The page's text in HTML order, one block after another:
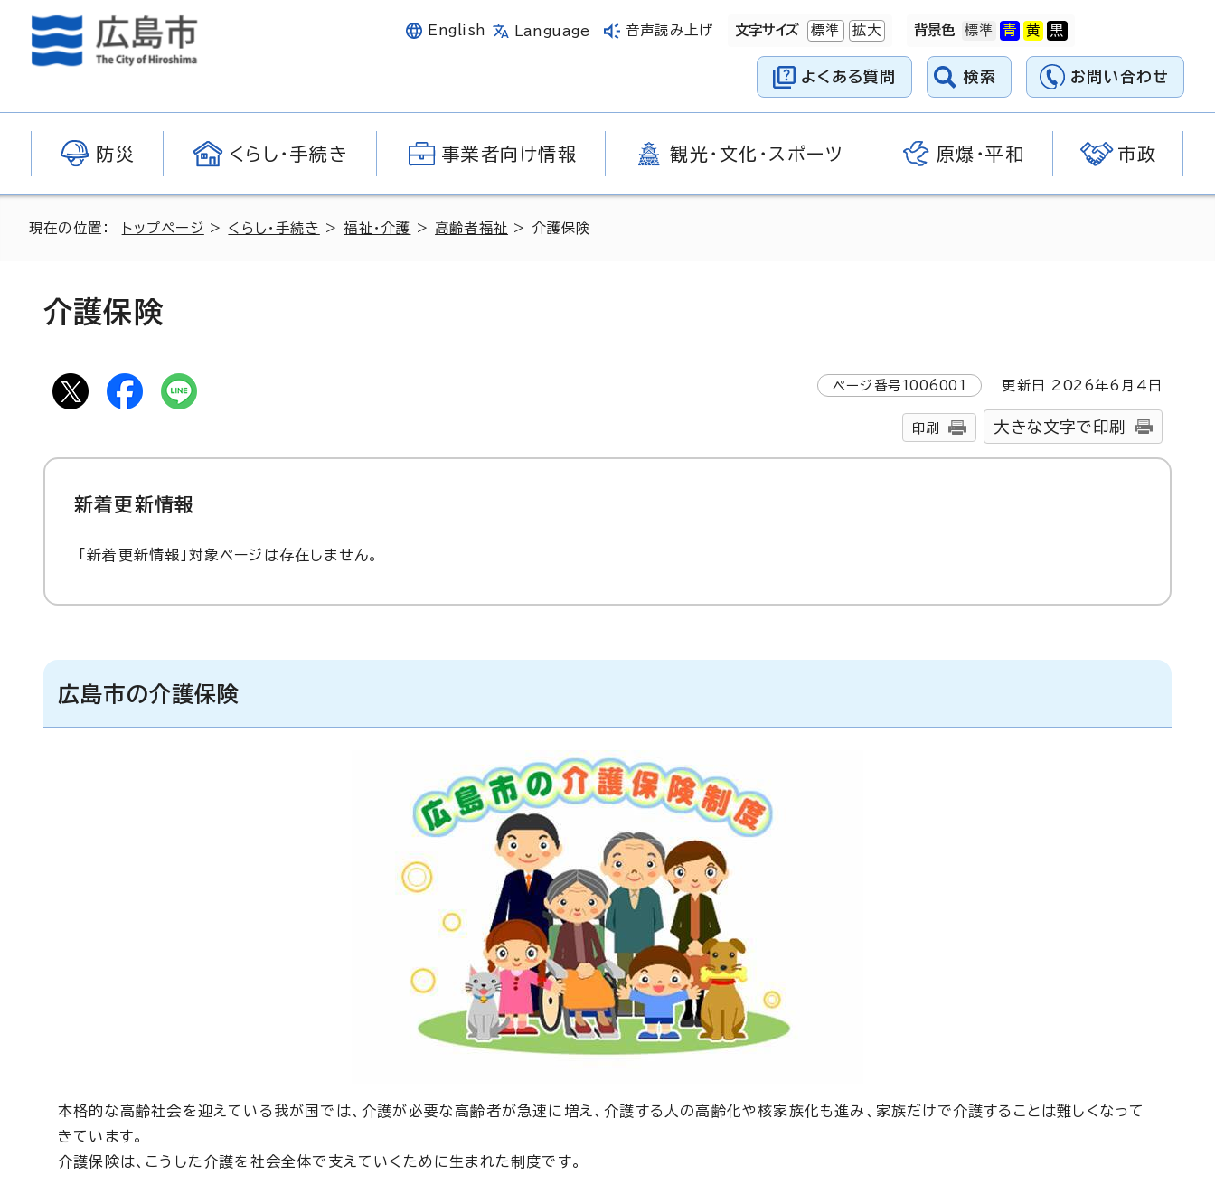
English Language 音声読み上げ 文字サイズ 標準 拡大 背景色
よくある質問 検索 お問い合わせ
防災 くらし・手続き 事業者向け情報 観光・文化・スポーツ 原爆・平和 市政
現在の位置： トップページ > くらし・手続き >福祉・介護 > 高齢者福祉 > 介護保険
介護保険
ページ番号1006001 更新日 2026年6月4日
印刷 大きな文字で印刷
新着更新情報
「新着更新情報」対象ページは存在しません。
広島市の介護保険
本格的な高齢社会を迎えている我が国では、介護が必要な高齢者が急速に増え、介護する人の高齢化や核家族化も進み、家族だけで介護することは難しくなって
きています。
介護保険は、こうした介護を社会全体で支えていくために生まれた制度です。